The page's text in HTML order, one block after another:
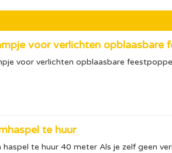
voor verlichten opblaasbare
voor verlichten opblaasbare
te huur
te huur 40 meter Als je zelf geen